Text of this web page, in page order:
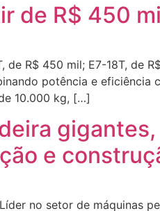
de R$ 450
R$ 450 mil; E7-18T, de
potência e eficiência
10.000 kg, […]
e
no setor de máquinas